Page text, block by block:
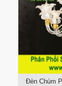
Đèn Chùm